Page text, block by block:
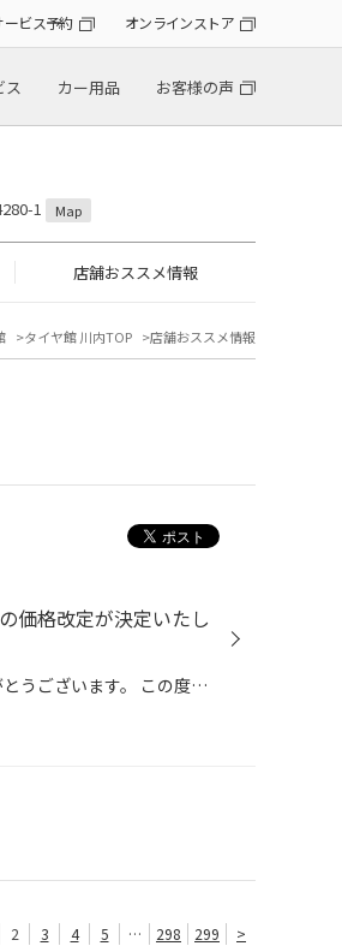
ービス予約 オンラインストア
ス カー用品 お客様の声
1 Map
店舗おススメ情報
タイヤ館 川内TOP 店舗おススメ情報
価格改定が決定いたし
いつもタイヤ館またブリヂストンタイヤをご愛好頂きありがとうございます。 この度ブリヂストンタイヤの価格改定が決定いたしました。 ご検討のお客様は価格改定の前にぜひご購入ください。 価格改定日 2026年9月1日～
2 3 4 5 … 298 299 >